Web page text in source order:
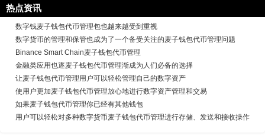
热点资讯
数字钱麦子钱包代币管理包也越来越受到重视
数字货币的管理和保管也成为了一个备受关注的麦子钱包代币管理问题
Binance Smart Chain麦子钱包代币管理
金融类应用也逐麦子钱包代币管理渐成为人们必备的选择
让麦子钱包代币管理用户可以轻松管理自己的数字资产
使用户更加麦子钱包代币管理放心地进行数字资产管理和交易
如果麦子钱包代币管理你已经有其他钱包
用户可以轻松对多种数字货币麦子钱包代币管理进行存储、发送和接收操作